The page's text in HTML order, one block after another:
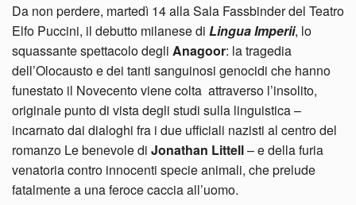
Da non perdere, martedì 14 alla Sala Fassbinder del Teatro
Elfo Puccini, il debutto milanese di Lingua Imperii, lo
squassante spettacolo degli Anagoor: la tragedia
dell’Olocausto e dei tanti sanguinosi genocidi che hanno
funestato il Novecento viene colta attraverso l’insolito,
originale punto di vista degli studi sulla linguistica –
incarnato dai dialoghi fra i due ufficiali nazisti al centro del
romanzo Le benevole di Jonathan Littell– e della furia
venatoria contro innocenti specie animali, che prelude
fatalmente a una feroce caccia all’uomo.